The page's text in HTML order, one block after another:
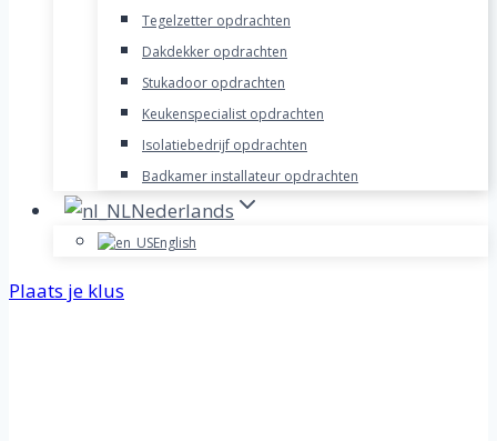
Tegelzetter opdrachten
Dakdekker opdrachten
Stukadoor opdrachten
Keukenspecialist opdrachten
Isolatiebedrijf opdrachten
Badkamer installateur opdrachten
Nederlands
English
Plaats je klus